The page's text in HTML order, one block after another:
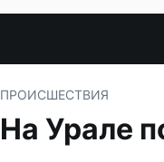
ПРОИСШЕСТВИЯ
На Урале